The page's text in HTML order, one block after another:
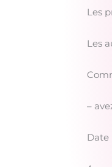
Les
Les
–
Date